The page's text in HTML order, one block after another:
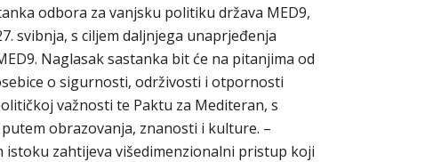
odbora za vanjsku politiku država MED9,
svibnja, s ciljem daljnjega unaprjeđenja
Naglasak sastanka bit će na pitanjima od
o sigurnosti, održivosti i otpornosti
važnosti te Paktu za Mediteran, s
obrazovanja, znanosti i kulture. –
zahtijeva višedimenzionalni pristup koji